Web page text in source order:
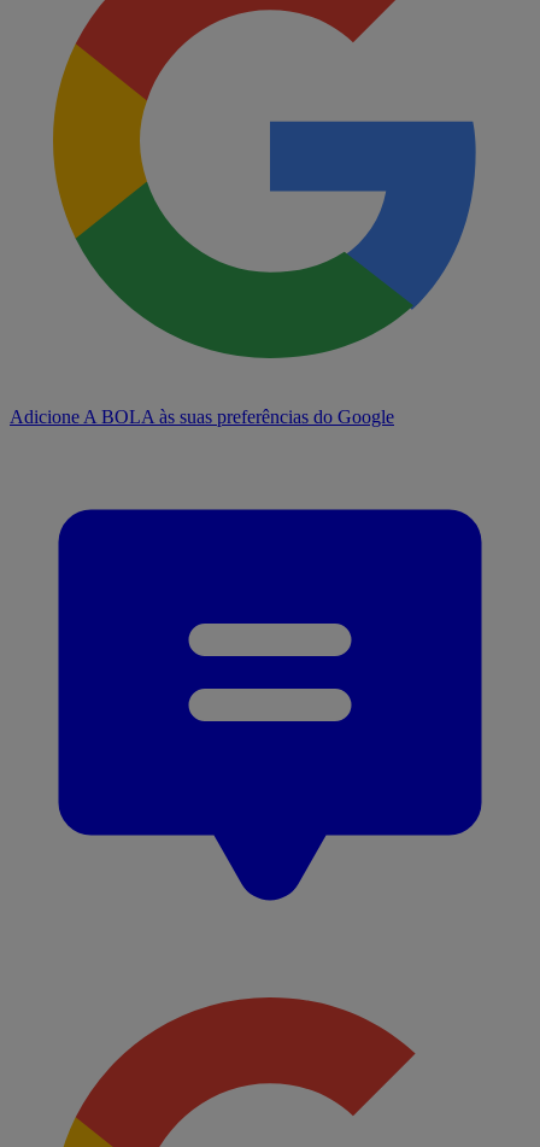
Adicione A BOLA às suas preferências do Google